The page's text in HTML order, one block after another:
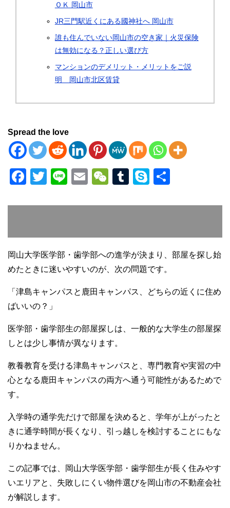
ＯＫ 岡山市
JR三門駅近くにある國神社へ 岡山市
誰も住んでいない岡山市の空き家｜火災保険
は無効になる？正しい選び方
マンションのデメリット・メリットをご説
明 岡山市北区賃貸
Spread the love
F
c
b
o
o
k
T
tt
Li
e
E
ail
W
C
at
T
m
r
S
p
岡山大学医学部・歯学部への進学が決まり、部屋を探し始
めたときに迷いやすいのが、次の問題です。
「津島キャンパスと鹿田キャンパス、どちらの近くに住め
ばいいの？」
医学部・歯学部生の部屋探しは、一般的な大学生の部屋探
しとは少し事情が異なります。
教養教育を受ける津島キャンパスと、専門教育や実習の中
心となる鹿田キャンパスの両方へ通う可能性があるためで
す。
入学時の通学先だけで部屋を決めると、学年が上がったと
きに通学時間が長くなり、引っ越しを検討することにもな
りかねません。
この記事では、岡山大学医学部・歯学部生が長く住みやす
いエリアと、失敗しにくい物件選びを岡山市の不動産会社
が解説します。